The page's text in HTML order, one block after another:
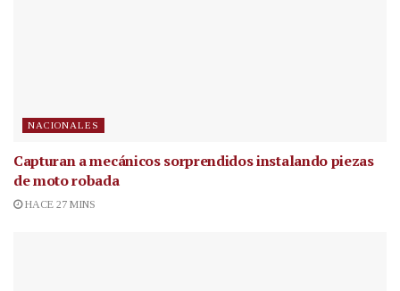
NACIONALES
Capturan a mecánicos sorprendidos instalando piezas
de moto robada
HACE 27 MINS